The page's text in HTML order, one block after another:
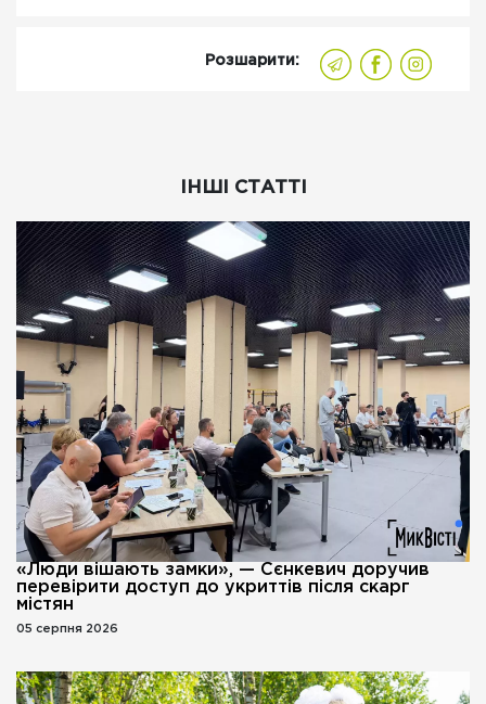
Розшарити:
ІНШІ СТАТТІ
«Люди вішають замки», — Сєнкевич доручив
перевірити доступ до укриттів після скарг
містян
05 серпня 2026